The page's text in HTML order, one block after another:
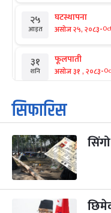
२५
आइत
घटस्थापना
असोज २५, २०८३-
३१
शनि
फूलपाती
असोज ३१ , २०८३-
१
आइत
कार्तिक सङ्क्रान्ति
कार्तिक १, २०८३
३
मंगल
महानवमी
कार्तिक ३, २०८३
४
कार्तिक ४, २०८३ -
सिफारिस